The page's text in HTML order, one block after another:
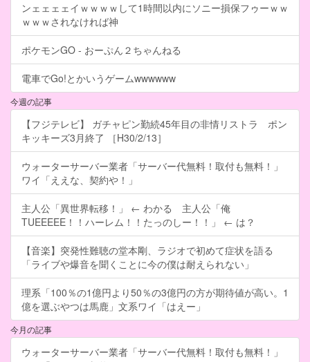
ンェェェェイｗｗｗｗして1時間以内にソニー損保フゥーｗｗ
ｗｗｗされなければ神
ポケモンGO - おーぷん２ちゃんねる
電車でGo!とかいうゲームwwwwww
今週の記事
【フジテレビ】 ガチャピン勤続45年目の非情リストラ ポン
キッキーズ3月終了 ［H30/2/13］
ウォーターサーバー業者「サーバー代無料！取付も無料！」
ワイ「ええな、契約や！」
主人公「異世界転移！」 ← わかる 主人公「俺
TUEEEEE！！ハーレム！！たっのしー！！」 ← は？
【音楽】突発性難聴の堂本剛、ラジオで初めて症状を語る
「ライブや爆音を聞くことに今の僕は耐えられない」
理系「100％の1億円より50％の3億円の方が期待値が高い。1
億を選ぶやつは馬鹿」文系ワイ「はえー」
今月の記事
ウォーターサーバー業者「サーバー代無料！取付も無料！」